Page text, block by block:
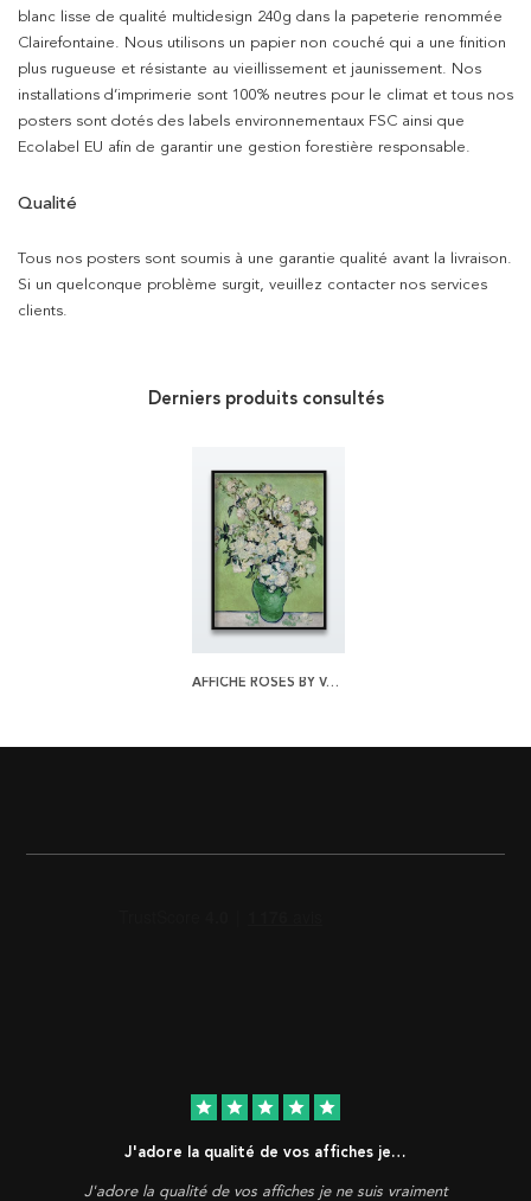
blanc lisse de qualité multidesign 240g dans la papeterie renommée
Clairefontaine. Nous utilisons un papier non couché qui a une finition
plus rugueuse et résistante au vieillissement et jaunissement. Nos
installations d’imprimerie sont 100% neutres pour le climat et tous nos
posters sont dotés des labels environnementaux FSC ainsi que
Ecolabel EU afin de garantir une gestion forestière responsable.
Qualité
Tous nos posters sont soumis à une garantie qualité avant la livraison.
Si un quelconque problème surgit, veuillez contacter nos services
clients.
Derniers produits consultés
AFFICHE ROSES BY VAN GOGH
star star star star star
J'adore la qualité de vos affiches je…
J'adore la qualité de vos affiches je ne suis vraiment